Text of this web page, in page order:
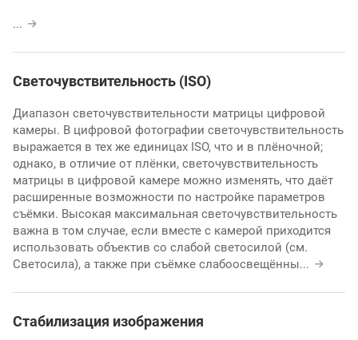
...
Светочувствительность (ISO)
Диапазон светочувствительности матрицы цифровой
камеры. В цифровой фотографии светочувствительность
выражается в тех же единицах ISO, что и в плёночной;
однако, в отличие от плёнки, светочувствительность
матрицы в цифровой камере можно изменять, что даёт
расширенные возможности по настройке параметров
съёмки. Высокая максимальная светочувствительность
важна в том случае, если вместе с камерой приходится
использовать объектив со слабой светосилой (см.
Светосила), а также при съёмке слабоосвещённы...
Стабилизация изображения